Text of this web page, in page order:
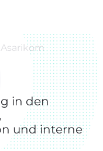
Asarikom
in den
und interne